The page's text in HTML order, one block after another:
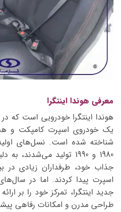
معرفی هوندا اینتگرا
هوندا اینتگرا خودرویی است که
یک خودروی اسپرت کامپکت و
شناخته شده است. نسل‌های
1980 و 1990 تولید
جذاب خود، طرفداران زیادی در
اسپرت پیدا کردند. اما در
جدید اینتگرا، تمرکز خود را بر
طراحی مدرن و امکانات رفاهی